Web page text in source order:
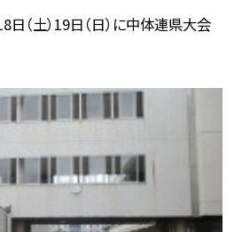
日（土）19日（日）に中体連県大会